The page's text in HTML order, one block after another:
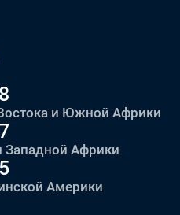
и Южной Африки
Западной Африки
Америки